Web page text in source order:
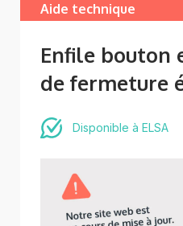
Aide technique
Enfile bouton
de fermeture
Disponible à ELSA